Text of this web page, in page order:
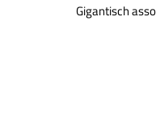
Gigantisch